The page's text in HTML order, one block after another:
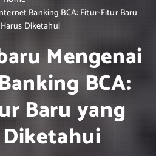
Banking BCA: Fitur-Fitur Baru
Diketahui
Mengenai
BCA:
Baru yang